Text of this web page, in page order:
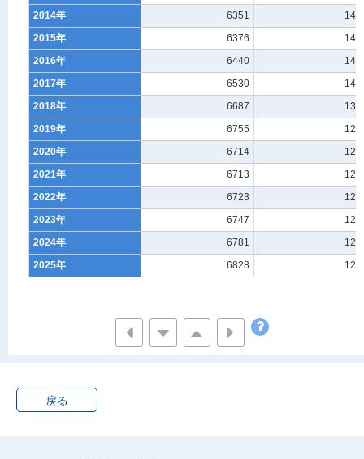
2014年
6351
142
2015年
6376
144
2016年
6440
146
2017年
6530
144
2018年
6687
134
2019年
6755
128
2020年
6714
128
2021年
6713
129
2022年
6723
124
2023年
6747
123
2024年
6781
123
2025年
6828 125
戻る